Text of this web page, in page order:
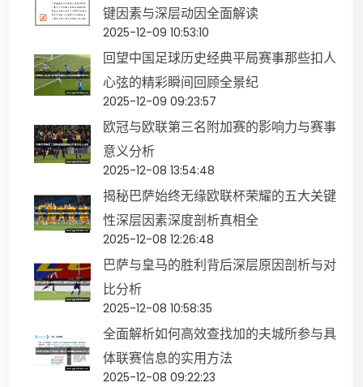
键因素与深层动因全面解读
2025-12-09 10:53:10
回望中国足球历史经典平局赛事那些扣人
心弦的精彩瞬间回顾全景纪
2025-12-09 09:23:57
欧冠与欧联第三名附加赛的影响力与赛事
意义分析
2025-12-08 13:54:48
揭秘巴萨始终无缘欧联杯荣耀的五大关键
性深层因素深度剖析真相全
2025-12-08 12:26:48
巴萨与皇马的胜利背后深层原因剖析与对
比分析
2025-12-08 10:58:35
全面解析如何高效查找加的夫城所参与具
体联赛信息的实用方法
2025-12-08 09:22:23